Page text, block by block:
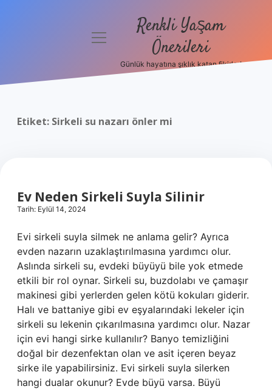
Politikası
menüyü
Renkli Yaşam
Önerileri
Günlük hayatına şıklık katan fikirler!
Etiket: Sirkeli su nazarı önler mi
Ev Neden Sirkeli Suyla Silinir
Tarih: Eylül 14, 2024
Evi sirkeli suyla silmek ne anlama gelir? Ayrıca
evden nazarın uzaklaştırılmasına yardımcı olur.
Aslında sirkeli su, evdeki büyüyü bile yok etmede
etkili bir rol oynar. Sirkeli su, buzdolabı ve çamaşır
makinesi gibi yerlerden gelen kötü kokuları giderir.
Halı ve battaniye gibi ev eşyalarındaki lekeler için
sirkeli su lekenin çıkarılmasına yardımcı olur. Nazar
için evi hangi sirke kullanılır? Banyo temizliğini
doğal bir dezenfektan olan ve asit içeren beyaz
sirke ile yapabilirsiniz. Evi sirkeli suyla silerken
hangi dualar okunur? Evde büyü varsa. Büyü